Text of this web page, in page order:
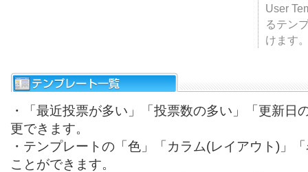
User
るテン
けます
・「最近投票が多い」「投票数の多い」「更新日
更できます。
・テンプレートの「色」「カラム(レイアウト)」
ことができます。